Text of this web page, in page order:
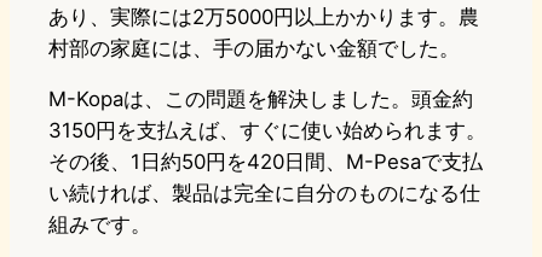
あり、実際には2万5000円以上かかります。農
村部の家庭には、手の届かない金額でした。
M-Kopaは、この問題を解決しました。頭金約
3150円を支払えば、すぐに使い始められます。
その後、1日約50円を420日間、M-Pesaで支払
い続ければ、製品は完全に自分のものになる仕
組みです。